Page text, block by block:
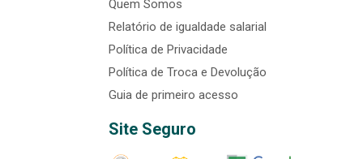
Quem Somos
Relatório de igualdade salarial
Política de Privacidade
Política de Troca e Devolução
Guia de primeiro acesso
Site Seguro